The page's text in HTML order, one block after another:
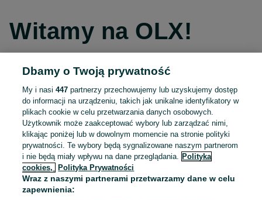
Witamy na OLX!
Kontynuuj przez Facebooka
Kontynuuj przez konto Apple
Kontynuuj przez konto Google
LUB
Dbamy o Twoją prywatność
My i nasi447 partnerzy przechowujemy lub uzyskujemy dostęp
do informacji na urządzeniu, takich jak unikalne identyfikatory w
plikach cookie w celu przetwarzania danych osobowych.
Użytkownik może zaakceptować wybory lub zarządzać nimi,
klikając poniżej lub w dowolnym momencie na stronie polityki
prywatności. Te wybory będą sygnalizowane naszym partnerom
i nie będą miały wpływu na dane przeglądania.
Polityka
cookies,
Polityka Prywatności
Wraz z naszymi partnerami przetwarzamy dane w celu
zapewnienia: